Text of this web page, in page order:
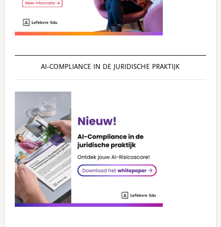
AI‑COMPLIANCE IN DE JURIDISCHE PRAKTIJK